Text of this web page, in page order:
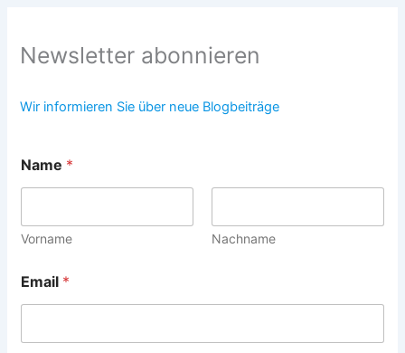
Newsletter abonnieren
Wir informieren Sie über neue Blogbeiträge
Name *
Vorname Nachname
Email *